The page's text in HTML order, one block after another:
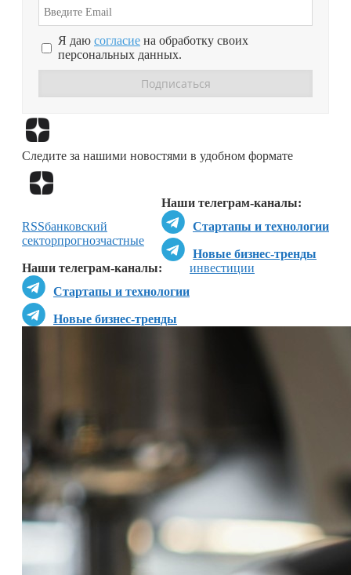
Я даю согласие на обработку своих
персональных данных.
Следите за нашими новостями в удобном формате
Наши телеграм-каналы:
Стартапы и технологии
Новые бизнес-тренды
Наши телеграм-каналы:
Стартапы и технологии
Новые бизнес-тренды
RSSбанковский
секторпрогнозчастные
инвестиции